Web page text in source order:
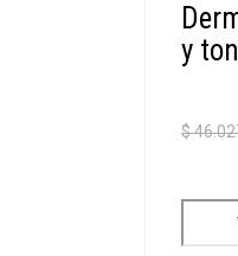
y
$